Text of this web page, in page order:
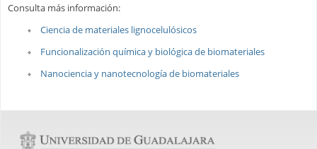
Consulta más información:
Ciencia de materiales lignocelulósicos
Funcionalización química y biológica de biomateriales
Nanociencia y nanotecnología de biomateriales